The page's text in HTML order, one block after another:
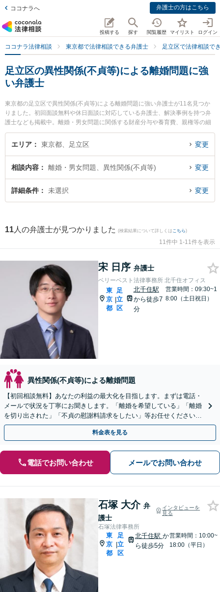
ココナラへ 弁護士の方はこちら
投稿する 探す 閲覧履歴 マイリスト ログイン
ココナラ法律相談 東京都で法律相談できる弁護士 足立区で法律相談で
足立区の異性関係(不貞等)による離婚問題に強
い弁護士
東京都の足立区で異性関係(不貞等)による離婚問題に強い弁護士が11名見つか
りました。初回面談無料や休日面談に対応している弁護士、解決事例を持つ弁
護士なども掲載中。離婚・男女問題に関係する財産分与や養育費、親権等の細
かな分野での絞り込み検索もでき便利です。特にベリーベスト法律事務所 北千
住オフィスの宋 日序弁護士や石塚法律事務所の石塚 大介弁護士、ベリーベスト
(不貞等)による離婚問題のトラブルを今すぐに弁護士に相談したい』『異性関係
(不貞等)による離婚問題のトラブル解決の実績豊富な近くの弁護士を検索した
い』『初回相談無料で異性関係(不貞等)による離婚問題を法律相談できる足立区
エリア 東京都、足立区 変更
相談内容 離婚・男女問題、異性関係(不貞等) 変更
詳細条件 未選択 変更
11 人の弁護士が見つかりました (検索結果について詳しくは こちら)
11件中 1-11件を表示
宋 日序 弁護士
ベリーベスト法律事務所 北千住オフィス
東
京
都
|
足
立
区
北千住駅
から徒歩7
分
営業時間：09:30~1
8:00（土日祝日）
異性関係(不貞等)による離婚問題
【初回相談無料】あなたの利益の最大化を目指します。まずは電話・
メールで状況を丁寧にお聞きします。「離婚を希望している」「離婚
を切り出された」「不貞の慰謝料請求をしたい」等お任せください。
【リーズナブルな料金設定】
料金表を見る
電話でお問い合わせ メールでお問い合わせ
石塚 大介 弁
護士
インタビューを
見る
石塚法律事務所
東
京
都
|
足
立
区
北千住駅 か
ら徒歩5分
営業時間：10:00~
18:00（平日）